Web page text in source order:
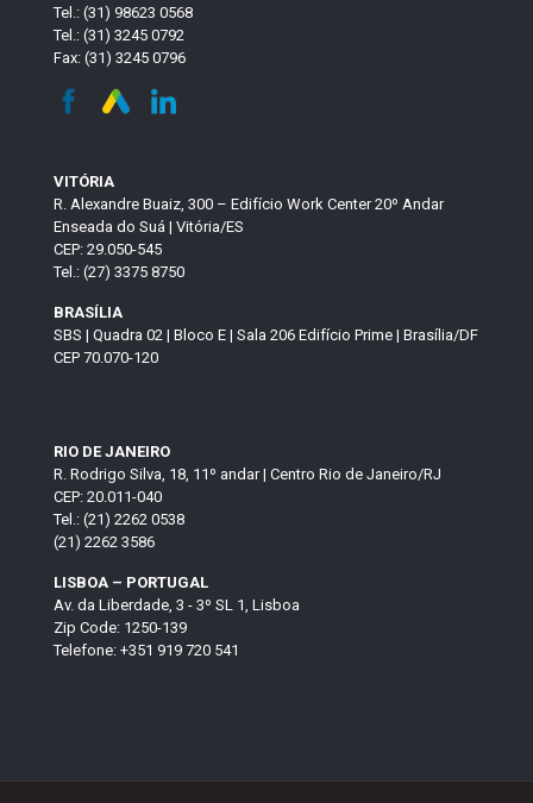
Tel.: (31) 98623 0568
Tel.: (31) 3245 0792
Fax: (31) 3245 0796
VITÓRIA
R. Alexandre Buaiz, 300 – Edifício Work Center 20º Andar
Enseada do Suá | Vitória/ES
CEP: 29.050-545
Tel.: (27) 3375 8750
BRASÍLIA
SBS | Quadra 02 | Bloco E | Sala 206 Edifício Prime | Brasília/DF
CEP 70.070-120
RIO DE JANEIRO
R. Rodrigo Silva, 18, 11º andar | Centro Rio de Janeiro/RJ
CEP: 20.011-040
Tel.: (21) 2262 0538
(21) 2262 3586
LISBOA – PORTUGAL
Av. da Liberdade, 3 - 3º SL 1, Lisboa
Zip Code: 1250-139
Telefone: +351 919 720 541